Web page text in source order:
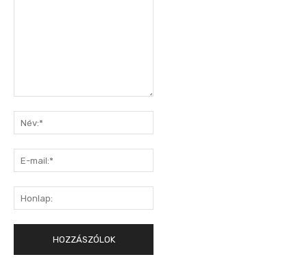
mail:*